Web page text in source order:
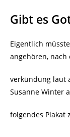
Gibt es
Eigentlich
angehören, nach
verkündung laut
Susanne Winter
folgendes Plakat